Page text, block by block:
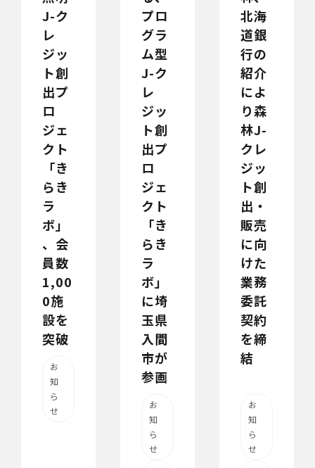
J-ク
レ
ジッ
ト創
出プ
ロ
ジェ
クト
「き
らき
ラ
ボ」
、会
員数
1,00
0施
設を
突破
お
知
ら
せ
プロ
グラ
ム型
J-ク
レ
ジッ
ト創
出プ
ロ
ジェ
クト
「き
らき
ラ
ボ」
に埼
玉県
入間
市が
参画
お
知
ら
せ
北海
道銀
行の
紹介
によ
り森
林J-
クレ
ジッ
ト創
出・
販売
に向
けた
業務
委託
契約
を締
結
お
知
ら
せ